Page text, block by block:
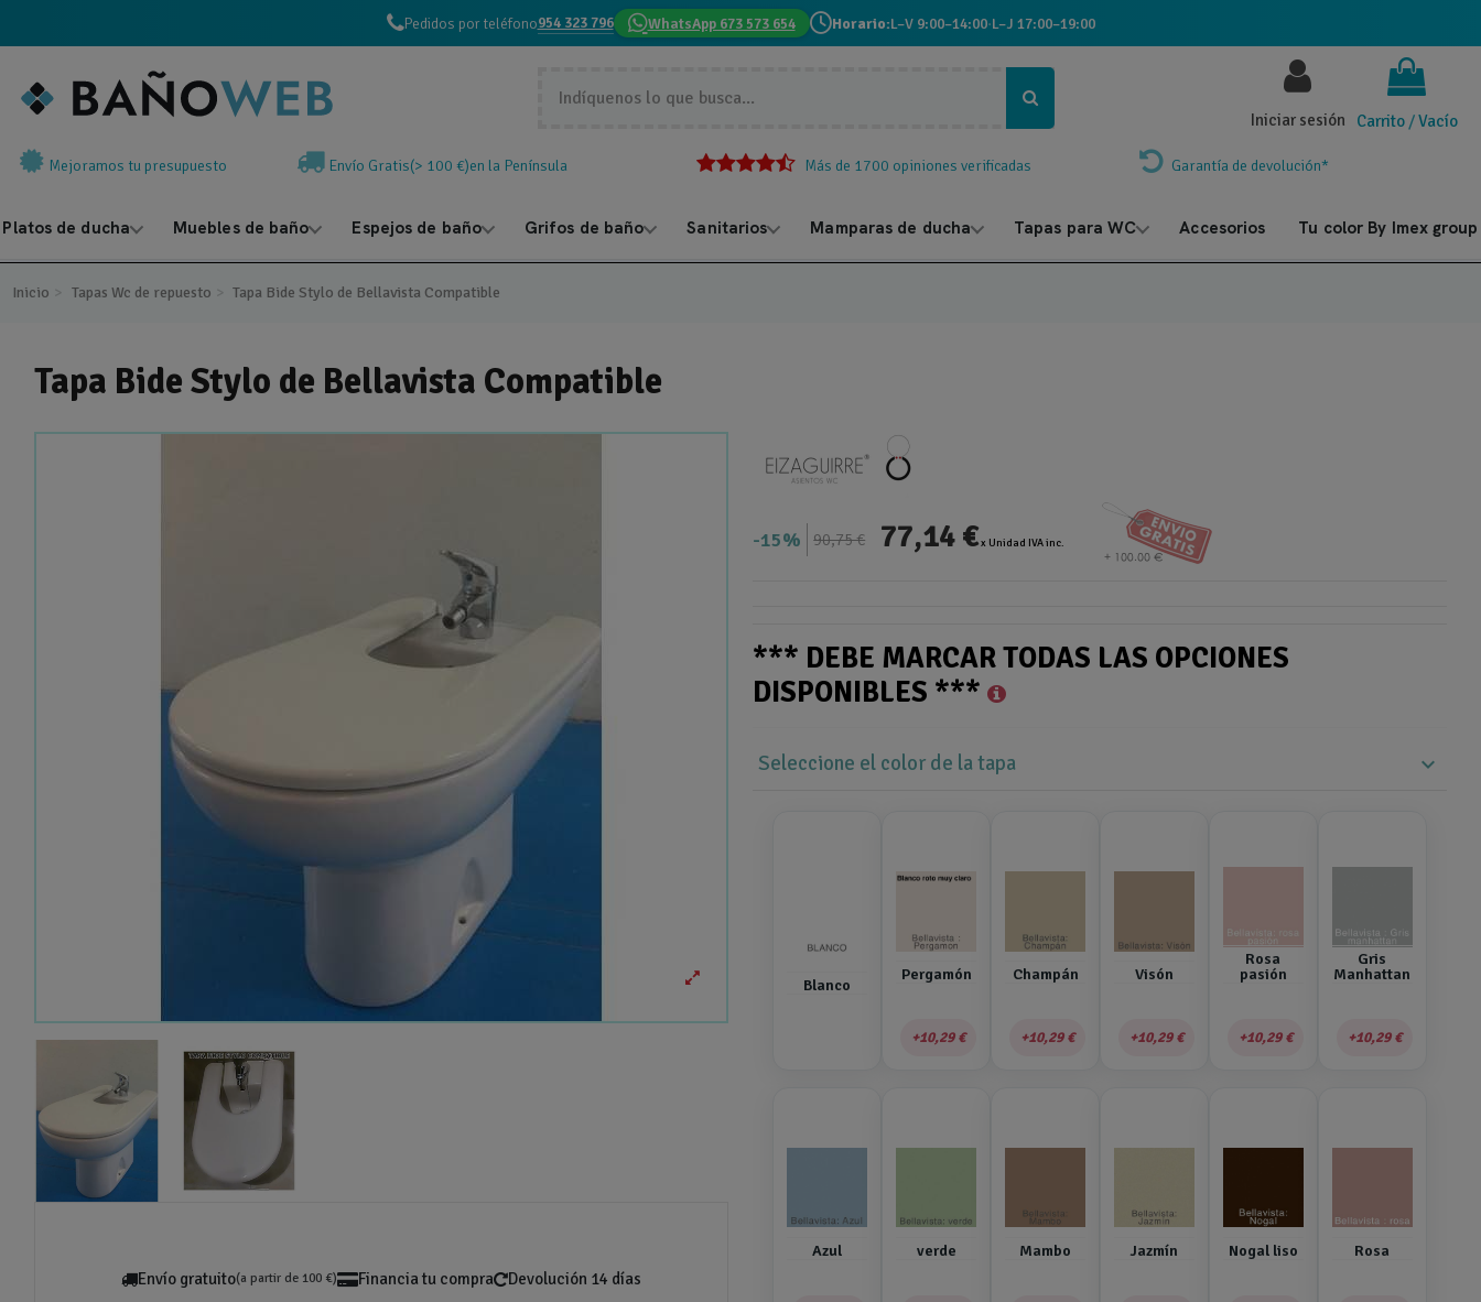
Pedidos por teléfono954 323 796 WhatsApp 673 573 654 Horario:L–V 9:00–14:00·L–J 17:00–19:00
Carrito /Vacío
Iniciar sesión
Mejoramos tu presupuesto Envío Gratis(> 100 €)en la Península Más de 1700 opiniones verificadas Garantía de devolución*
Platos de ducha Muebles de baño Espejos de baño Grifos de baño Sanitarios Mamparas de ducha Tapas para WC Accesorios Tu color By Imex group
Inicio Tapas Wc de repuesto Tapa Bide Stylo de Bellavista Compatible
Tapa Bide Stylo de Bellavista Compatible
Envío gratuito(a partir de 100 €) Financia tu compra Devolución 14 días
15% 90,75 € 77,14 €x Unidad IVA inc.
*** DEBE MARCAR TODAS LAS OPCIONES
DISPONIBLES ***
Seleccione el color de la tapa expand_more
Blanco
Pergamón
10,29 €
Champán
10,29 €
Visón
10,29 €
Rosa
pasión
10,29 €
Gris
Manhattan
10,29 €
Azul verde Mambo Jazmín Nogal liso Rosa